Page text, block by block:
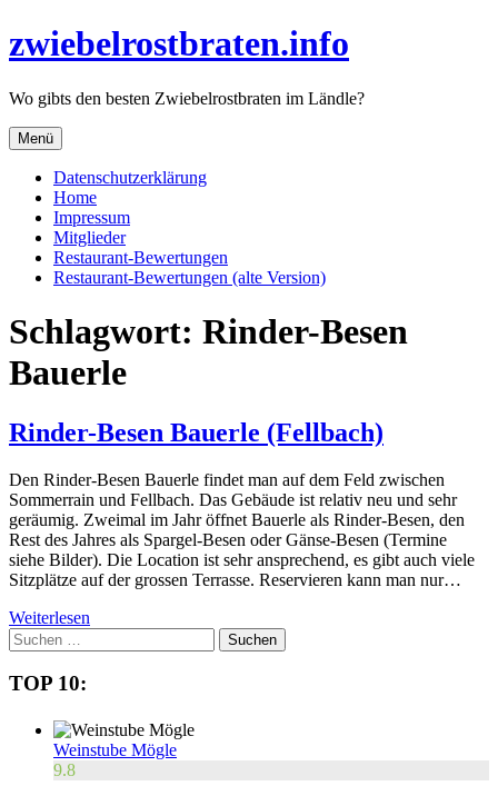
zum
zwiebelrostbraten.info
Wo gibts den besten Zwiebelrostbraten im Ländle?
Menü
Datenschutzerklärung
Home
Impressum
Mitglieder
Restaurant-Bewertungen
Restaurant-Bewertungen (alte Version)
Schlagwort: Rinder-Besen
Bauerle
Rinder-Besen Bauerle (Fellbach)
Den Rinder-Besen Bauerle findet man auf dem Feld zwischen
Sommerrain und Fellbach. Das Gebäude ist relativ neu und sehr
geräumig. Zweimal im Jahr öffnet Bauerle als Rinder-Besen, den
Rest des Jahres als Spargel-Besen oder Gänse-Besen (Termine
siehe Bilder). Die Location ist sehr ansprechend, es gibt auch viele
Sitzplätze auf der grossen Terrasse. Reservieren kann man nur…
Weiterlesen
Suchen
nach:
TOP 10:
Weinstube Mögle
9.8